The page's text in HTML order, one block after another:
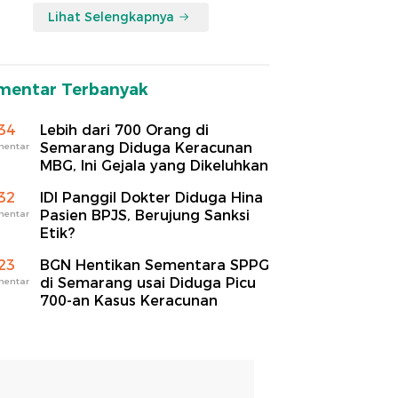
Lihat Selengkapnya
Terbanyak
Lebih dari 700 Orang di
Semarang Diduga Keracunan
MBG, Ini Gejala yang Dikeluhkan
IDI Panggil Dokter Diduga Hina
Pasien BPJS, Berujung Sanksi
Etik?
BGN Hentikan Sementara SPPG
di Semarang usai Diduga Picu
700-an Kasus Keracunan